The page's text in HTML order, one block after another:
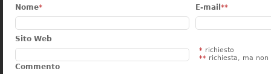
Nome* E-mail **
Sito Web
* richiesto
** richiesta, ma non
Commento